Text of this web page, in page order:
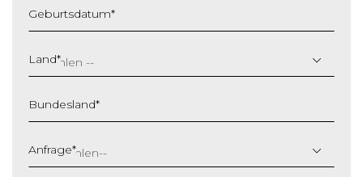
Geburtsdatum*
T
S
h
ä
g
Land*
Bundesland*
Anfrage*